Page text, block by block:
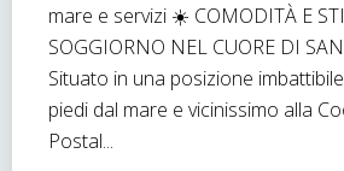
mare e servizi ☀️ COMODITÀ E
SOGGIORNO NEL CUORE DI
Situato in una posizione
piedi dal mare e vicinissimo alla
Postal...